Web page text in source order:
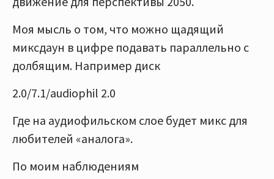
Моя мысль о том, что можно щадящий
миксдаун в цифре подавать параллельно с
долбящим. Например диск
2.0/7.1/audiophil 2.0
Где на аудиофильском слое будет микс для
любителей «аналога».
По моим наблюдениям